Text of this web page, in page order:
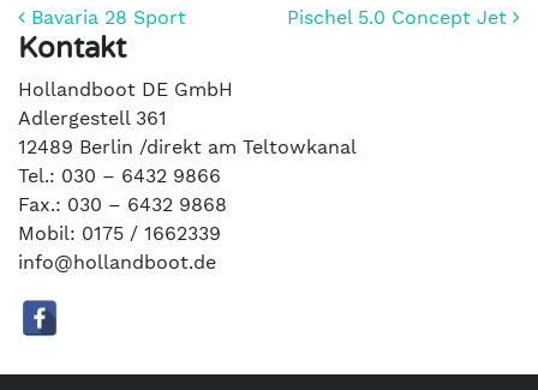
Beitrags-Navigation
Bavaria 28 Sport Pischel 5.0 Concept Jet
Kontakt
Hollandboot DE GmbH
Adlergestell 361
12489 Berlin /direkt am Teltowkanal
Tel.: 030 – 6432 9866
Fax.: 030 – 6432 9868
Mobil: 0175 / 1662339
info@hollandboot.de